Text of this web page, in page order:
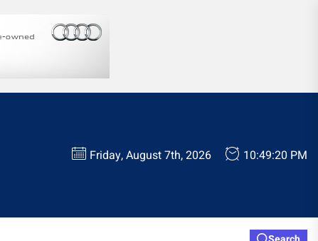
Friday, August 7th, 2026 10:49:21 PM